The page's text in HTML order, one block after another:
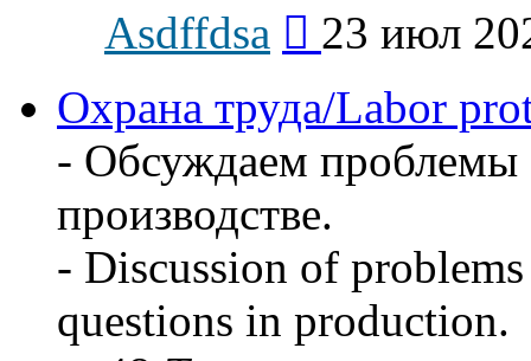
Asdffdsa
последнему
23 июл
Охрана труда/Labor
- Обсуждаем проблемы
производстве.
- Discussion of
questions in production.